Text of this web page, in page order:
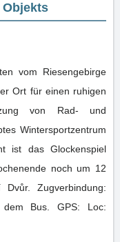
vom Riesengebirge
Ort für einen ruhigen
von Rad- und
Wintersportzentrum
ist das Glockenspiel
noch um 12
Zugverbindung:
Bus. GPS: Loc: